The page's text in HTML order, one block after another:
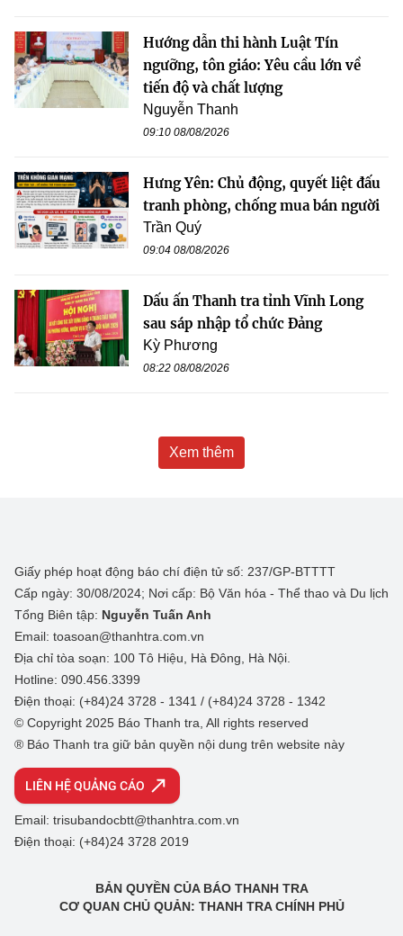
Hướng dẫn thi hành Luật Tín
ngưỡng, tôn giáo: Yêu cầu lớn về
tiến độ và chất lượng
Nguyễn Thanh
09:10 08/08/2026
Hưng Yên: Chủ động, quyết liệt đấu
tranh phòng, chống mua bán người
Trần Quý
09:04 08/08/2026
Dấu ấn Thanh tra tỉnh Vĩnh Long
sau sáp nhập tổ chức Đảng
Kỳ Phương
08:22 08/08/2026
Xem thêm
Giấy phép hoạt động báo chí điện tử số: 237/GP-BTTTT
Cấp ngày: 30/08/2024; Nơi cấp: Bộ Văn hóa - Thể thao và Du lịch
Tổng Biên tập: Nguyễn Tuấn Anh
Email: toasoan@thanhtra.com.vn
Địa chỉ tòa soạn: 100 Tô Hiệu, Hà Đông, Hà Nội.
Hotline: 090.456.3399
Điện thoại: (+84)24 3728 - 1341 / (+84)24 3728 - 1342
© Copyright 2025 Báo Thanh tra, All rights reserved
® Báo Thanh tra giữ bản quyền nội dung trên website này
LIÊN HỆ QUẢNG CÁO
Email: trisubandocbtt@thanhtra.com.vn
Điện thoại: (+84)24 3728 2019
BẢN QUYỀN CỦA BÁO THANH TRA
CƠ QUAN CHỦ QUẢN: THANH TRA CHÍNH PHỦ